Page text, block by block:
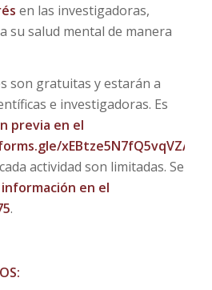
en las investigadoras,
su salud mental de manera
son gratuitas y estarán a
e investigadoras. Es
previa en el
xEBtze5N7fQ5vqVZA
actividad son limitadas. Se
información en el
.